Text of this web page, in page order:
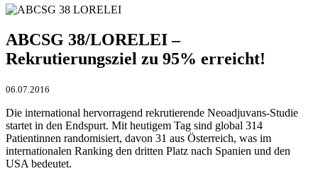
ABCSG 38/LORELEI –
Rekrutierungsziel zu 95% erreicht!
06.07.2016
Die international hervorragend rekrutierende Neoadjuvans-Studie
startet in den Endspurt. Mit heutigem Tag sind global 314
Patientinnen randomisiert, davon 31 aus Österreich, was im
internationalen Ranking den dritten Platz nach Spanien und den
USA bedeutet.